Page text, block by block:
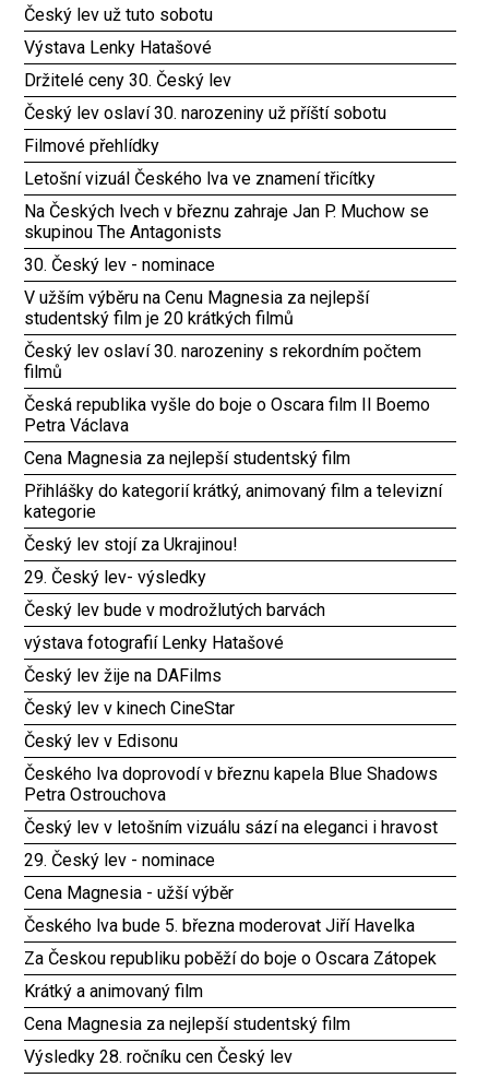
Český lev už tuto sobotu
Výstava Lenky Hatašové
Držitelé ceny 30. Český lev
Český lev oslaví 30. narozeniny už příští sobotu
Filmové přehlídky
Letošní vizuál Českého lva ve znamení třicítky
Na Českých lvech v březnu zahraje Jan P. Muchow se
skupinou The Antagonists
30. Český lev - nominace
V užším výběru na Cenu Magnesia za nejlepší
studentský film je 20 krátkých filmů
Český lev oslaví 30. narozeniny s rekordním počtem
filmů
Česká republika vyšle do boje o Oscara film Il Boemo
Petra Václava
Cena Magnesia za nejlepší studentský film
Přihlášky do kategorií krátký, animovaný film a televizní
kategorie
Český lev stojí za Ukrajinou!
29. Český lev- výsledky
Český lev bude v modrožlutých barvách
výstava fotografií Lenky Hatašové
Český lev žije na DAFilms
Český lev v kinech CineStar
Český lev v Edisonu
Českého lva doprovodí v březnu kapela Blue Shadows
Petra Ostrouchova
Český lev v letošním vizuálu sází na eleganci i hravost
29. Český lev - nominace
Cena Magnesia - užší výběr
Českého lva bude 5. března moderovat Jiří Havelka
Za Českou republiku poběží do boje o Oscara Zátopek
Krátký a animovaný film
Cena Magnesia za nejlepší studentský film
Výsledky 28. ročníku cen Český lev